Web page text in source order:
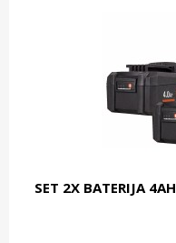
SET 2X BATERIJA